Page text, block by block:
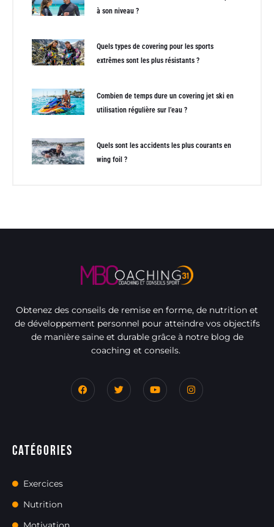
à son niveau ?
Quels types de covering pour les sports
extrêmes sont les plus résistants ?
Combien de temps dure un covering jet ski en
utilisation régulière sur l’eau ?
Quels sont les accidents les plus courants en
wing foil ?
Obtenez des conseils de remise en forme, de nutrition et
de développement personnel pour atteindre vos objectifs
de manière saine et durable grâce à notre blog de
coaching et conseils.
Catégories
Exercices
Nutrition